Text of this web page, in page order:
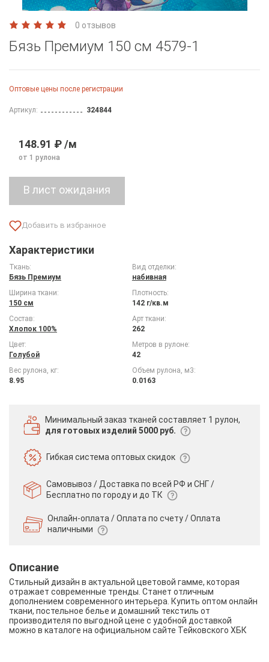
0 отзывов
Бязь Премиум 150 см 4579-1
Оптовые цены после регистрации
Артикул: 324844
148.91 ₽ /м
от 1 рулона
Характеристики
Ткань:
Бязь Премиум
Вид отделки:
набивная
Ширина ткани:
150 см
Плотность:
142 г/кв.м
Состав:
Хлопок 100%
Арт ткани:
262
Цвет:
Голубой
Метров в рулоне:
42
Вес рулона, кг:
8.95
Объем рулона, м3:
0.0163
Минимальный заказ тканей составляет 1 рулон,
для готовых изделий 5000 руб.
Гибкая системаоптовых скидок
Самовывоз / Доставка по всей РФ и СНГ /
Бесплатно по городу и до ТК
Онлайн-оплата / Оплата по счету /Оплата
наличными
Описание
Стильный дизайн в актуальной цветовой гамме, которая
отражает современные тренды. Станет отличным
дополнением современного интерьера. Купить оптом онлайн
ткани, постельное белье и домашний текстиль от
производителя по выгодной цене с удобной доставкой
можно в каталоге на официальном сайте Тейковского ХБК